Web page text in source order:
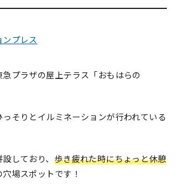
ンプレス
プラザの屋上テラス「おもはらの
そりとイルミネーションが行われている
しており、 歩き疲れた時にちょっと休憩
穴場スポットです！